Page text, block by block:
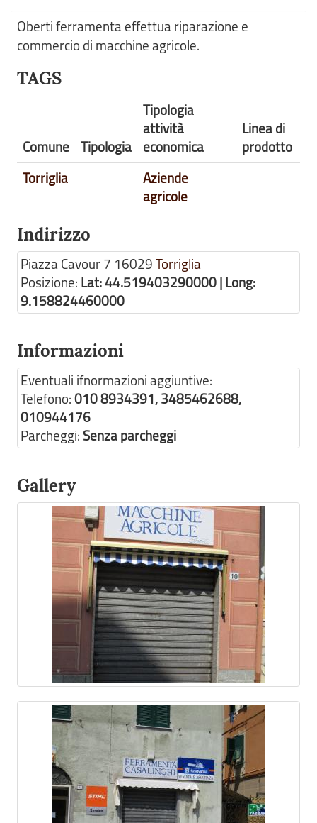
Oberti ferramenta effettua riparazione e
commercio di macchine agricole.
TAGS
Comune Tipologia
Tipologia
attività
economica
Linea di
prodotto
Torriglia
Aziende
agricole
Indirizzo
Piazza Cavour 7 16029Torriglia
Posizione: Lat: 44.519403290000 | Long:
9.158824460000
Informazioni
Eventuali ifnormazioni aggiuntive:
Telefono:010 8934391, 3485462688,
010944176
Parcheggi: Senza parcheggi
Gallery